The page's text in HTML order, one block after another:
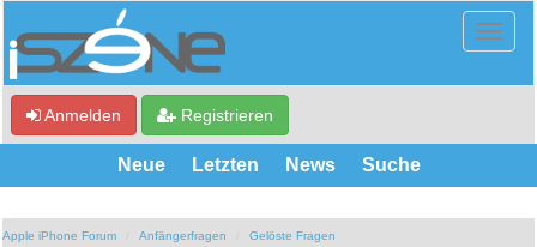
Anmelden Registrieren
Neue Letzten News Suche
Apple iPhone Forum Anfängerfragen Gelöste Fragen